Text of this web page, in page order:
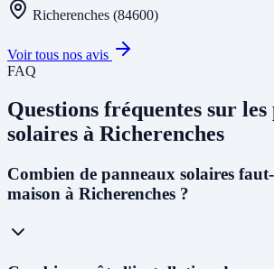
Richerenches (84600)
Voir tous nos avis
FAQ
Questions fréquentes sur les
solaires à Richerenches
Combien de panneaux solaires
maison à Richerenches ?